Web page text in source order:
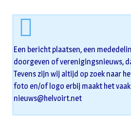
Een bericht plaatsen, een
doorgeven of verenigingsnieuws,
Tevens zijn wij altijd op zoek naar
foto en/of logo erbij maakt het
nieuws@helvoirt.net